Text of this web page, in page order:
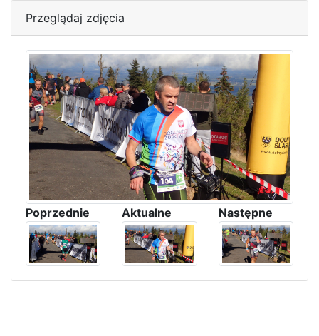
Przeglądaj zdjęcia
Poprzednie Aktualne Następne